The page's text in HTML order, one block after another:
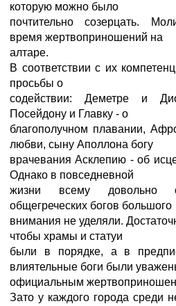
которую можно было
почтительно созерцать.
время жертвоприношений на
алтаре.
В соответствии с их
просьбы о
содействии: Деметре и
Посейдону и Главку - о
благополучном плавании,
любви, сыну Аполлона богу
врачевания Асклепию - об
Однако в повседневной
жизни всему довольно
общегреческих богов большого
внимания не уделяли.
чтобы храмы и статуи
были в порядке, а в
влиятельные боги были
официальным
Зато у каждого города среди